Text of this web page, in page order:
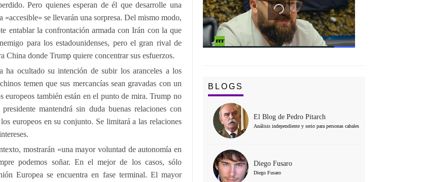
Pero quienes esperan de él que desarrolle una
se llevarán una sorpresa. Del mismo modo,
entablar la confrontación armada con Irán con la que
para los estadounidenses, pero el gran rival de
China donde Trump quiere concentrar sus esfuerzos.
ha ocultado su intención de subir los aranceles a los
temen que sus mercancías sean gravadas con un
también están en el punto de mira. Trump no
mantendrá sin duda buenas relaciones con
europeos en su conjunto. Se limitará a las relaciones
mostrarán «una mayor voluntad de autonomía en
podemos soñar. En el mejor de los casos, sólo
Europea se encuentra en fase terminal. El mayor
BLOGS
El Blog de Pedro Pitarch
Análisis independiente y serio para personas cabales
Diego Fusaro
Diego Fusaro